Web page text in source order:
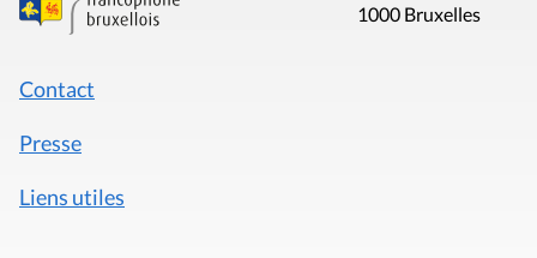
1000 Bruxelles
Contact
Presse
Liens utiles